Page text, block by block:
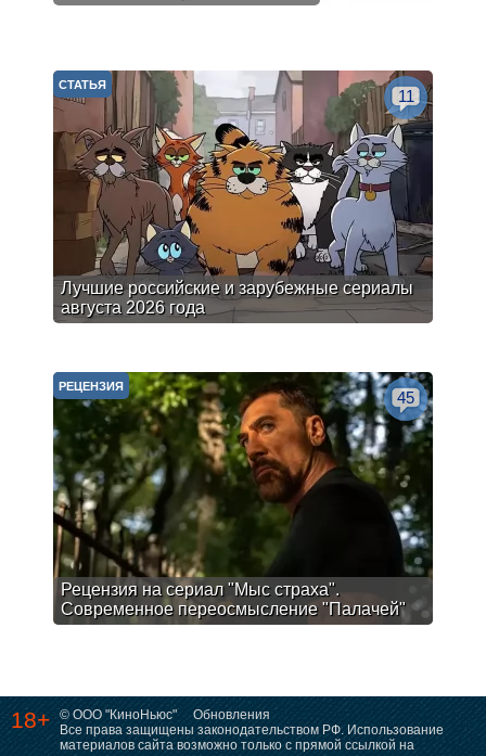
Лучшие российские и зарубежные сериалы
августа 2026 года
СТАТЬЯ
11
Рецензия на сериал "Мыс страха".
Современное переосмысление "Палачей"
РЕЦЕНЗИЯ
45
18+ © ООО "КиноНьюс"
Обновления
Все права защищены законодательством РФ. Использование
материалов сайта возможно только с прямой ссылкой на